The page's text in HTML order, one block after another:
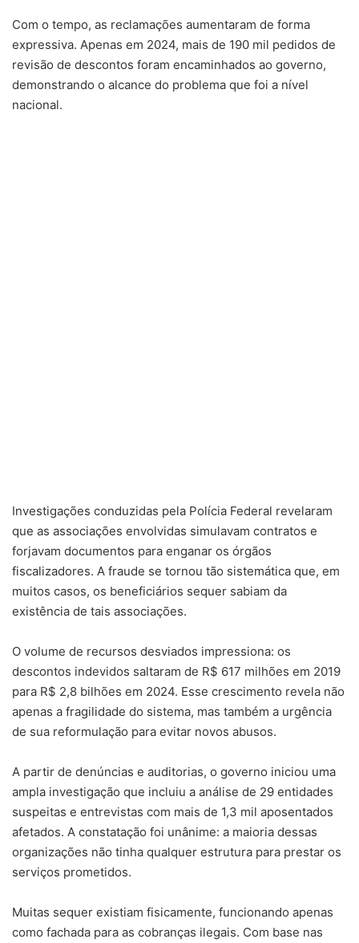
Com o tempo, as reclamações aumentaram de forma
expressiva. Apenas em 2024, mais de 190 mil pedidos de
revisão de descontos foram encaminhados ao governo,
demonstrando o alcance do problema que foi a nível
nacional.
Investigações conduzidas pela Polícia Federal revelaram
que as associações envolvidas simulavam contratos e
forjavam documentos para enganar os órgãos
fiscalizadores. A fraude se tornou tão sistemática que, em
muitos casos, os beneficiários sequer sabiam da
existência de tais associações.
O volume de recursos desviados impressiona: os
descontos indevidos saltaram de R$ 617 milhões em 2019
para R$ 2,8 bilhões em 2024. Esse crescimento revela não
apenas a fragilidade do sistema, mas também a urgência
de sua reformulação para evitar novos abusos.
A partir de denúncias e auditorias, o governo iniciou uma
ampla investigação que incluiu a análise de 29 entidades
suspeitas e entrevistas com mais de 1,3 mil aposentados
afetados. A constatação foi unânime: a maioria dessas
organizações não tinha qualquer estrutura para prestar os
serviços prometidos.
Muitas sequer existiam fisicamente, funcionando apenas
como fachada para as cobranças ilegais. Com base nas